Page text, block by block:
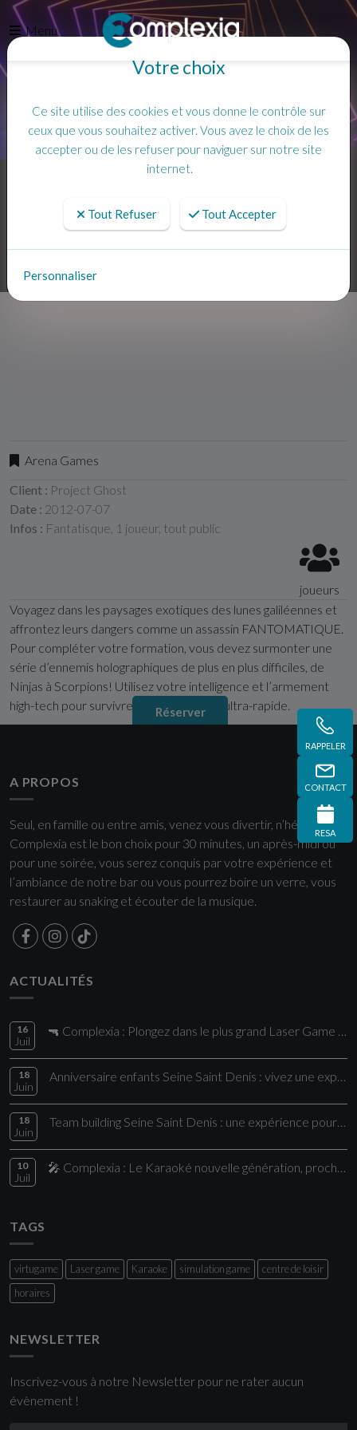
Menu
RAPPELER
CONTACT
RESA
Arena Games
Client : Project Ghost
Date : 2012-07-07
Infos : Fantatisque, 1 joueur, tout public
joueurs
Voyagez dans les paysages exotiques des lunes galiléennes et
affrontez leurs dangers comme un assassin FANTOMATIQUE.
Pour compléter votre formation, vous devez surmonter une
série d’ennemis holographiques de plus en plus difficiles, de
Ninjas à Scorpions! Utilisez votre intelligence et l’armement
high-tech pour survivre à ce jeu d'action ultra-rapide.
Réserver
A PROPOS
Seul, en famille ou entre amis, venez vous divertir, n’hésitez plus
Complexia est le bon choix pour 30 minutes, un après-midi ou
pour une soirée, vous serez conquis par votre expérience et
l’ambiance de notre bar ou vous pourrez boire un verre, vous
restaurer au snaking et écouter de la musique.
ACTUALITÉS
16
Juil
18
Juin
18
Juin
10
Juil
TAGS
virtugame Laser game Karaoke simulation game
centre de loisir
horaires
NEWSLETTER
Inscrivez-vous à notre Newsletter pour ne rater aucun
évènement !
Votre choix
Ce site utilise des cookies et vous donne le contrôle sur
ceux que vous souhaitez activer. Vous avez le choix de les
accepter ou de les refuser pour naviguer sur notre site
internet.
Tout Refuser Tout Accepter
Personnaliser